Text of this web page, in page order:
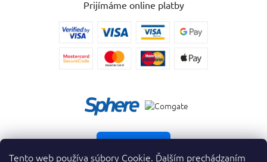
Tento web používa súbory Cookie. Ďalším prechádzaním
Prijímáme online platby